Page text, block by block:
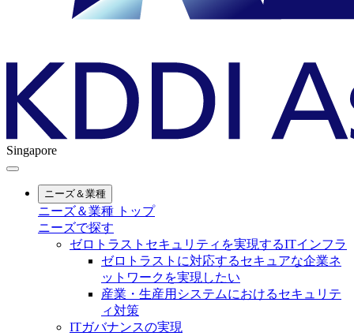
Singapore
ニーズ＆業種
ニーズ＆業種 トップ
ニーズで探す
ゼロトラストセキュリティを実現するITインフラ
ゼロトラストに対応するセキュアな企業ネ
ットワークを実現したい
産業・生産用システムにおけるセキュリテ
ィ対策
ITガバナンスの実現